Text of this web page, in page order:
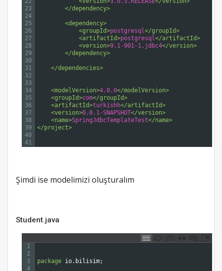
23
24
25
26
27
28
29
30
31
32
33
34
35
36
37
38
39
40
41
</dependency>
<dependency>
<groupId>postgresql</groupId>
<artifactId>postgresql</artifactId>
<version>9.1-901-1.jdbc4</version>
</dependency>
</dependencies>
<modelVersion>4.0.0</modelVersion>
<groupId>com</groupId>
<artifactId>turkishh</artifactId>
<version>0.0.1-SNAPSHOT</version>
<name>SpringJdbcTemplateTest</name>
</project>
Şimdi ise modelimizi oluşturalım
Student.java
1
2
3
4
package io. bilisim;